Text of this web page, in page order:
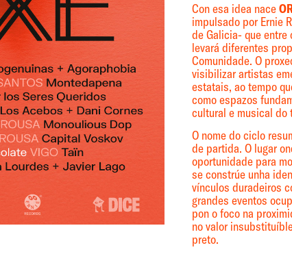
Con esa idea nace
impulsado por Ernie
de Galicia- que entre
levará diferentes
Comunidade. O
visibilizar artistas
estatais, ao tempo
como espazos
cultural e musical do
O nome do ciclo
de partida. O lugar
oportunidade para
se constrúe unha
vínculos duradeiros
grandes eventos
pon o foco na
no valor
preto.